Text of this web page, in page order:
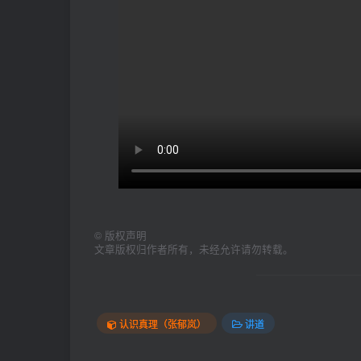
© 版权声明
文章版权归作者所有，未经允许请勿转载。
认识真理（张郁岚） 讲道